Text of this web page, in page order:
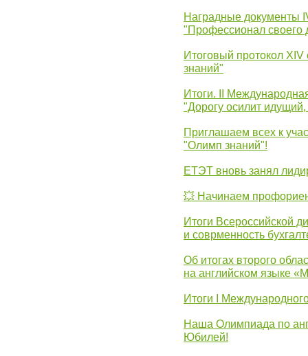
Наградные документы
"Профессионал своего
Итоговый протокол
знаний"
Итоги. II
"Дорогу осилит
Приглашаем всех к
"Олимп знаний"!
ЕТЭТ вновь занял
💥 Начинаем
Итоги Всероссийской
и соврменность
Об итогах второго
на английском языке
Итоги I
Наша Олимпиада по
Юбилей!